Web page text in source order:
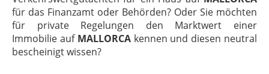
für das Finanzamt oder Behörden? Oder Sie möchten
für private Regelungen den Marktwert einer
Immobilie auf MALLORCAkennen und diesen neutral
bescheinigt wissen?